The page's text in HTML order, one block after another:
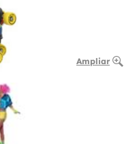
Ampliar